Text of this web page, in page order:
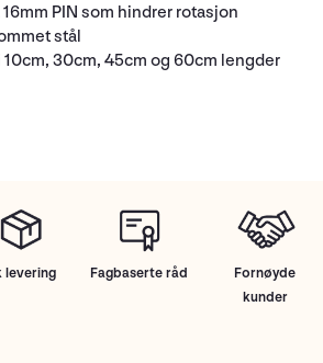
PIN som hindrer rotasjon
stål
30cm, 45cm og 60cm lengder
levering Fagbaserte råd
Fornøyde
kunder